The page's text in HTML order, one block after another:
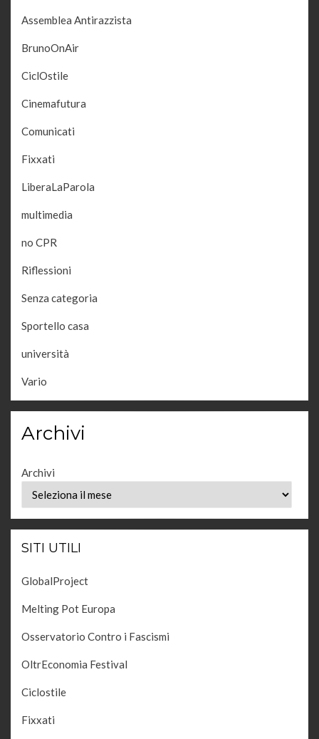
Assemblea Antirazzista
BrunoOnAir
CiclOstile
Cinemafutura
Comunicati
Fixxati
LiberaLaParola
multimedia
no CPR
Riflessioni
Senza categoria
Sportello casa
università
Vario
Archivi
Archivi
SITI UTILI
GlobalProject
Melting Pot Europa
Osservatorio Contro i Fascismi
OltrEconomia Festival
Ciclostile
Fixxati